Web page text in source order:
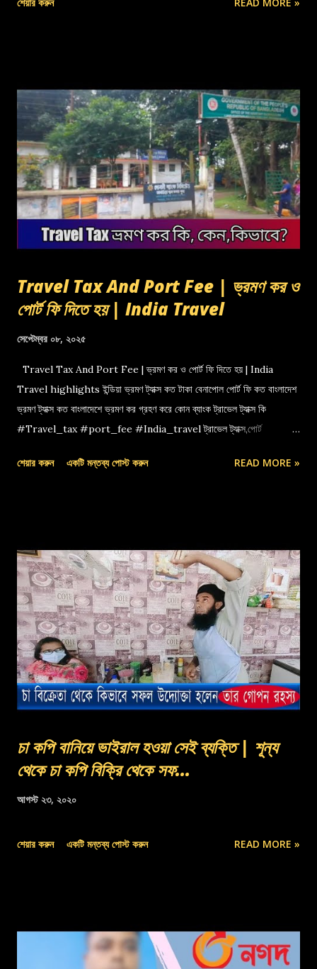
Travel Tax And Port Fee | ভ্রমণ কর ও
পোর্ট ফি দিতে হয় | India Travel
সেপ্টেম্বর ০৮, ২০২৫
Travel Tax And Port Fee | ভ্রমণ কর ও পোর্ট ফি দিতে হয় | India
Travel highlights ইন্ডিয়া ভ্রমণ ট্যাক্স কত টাকা বেনাপোল পোর্ট ফি কত বাংলাদেশ
ভ্রমণ ট্যাক্স কত বাংলাদেশে ভ্রমণ কর গ্রহণ করে কোন ব্যাংক ট্রাভেল ট্যাক্স কি
#Travel_tax #port_fee #India_travel ট্রাভেল ট্যাক্স,পোর্ট
শেয়ার করুন একটি মন্তব্য পোস্ট করুন READ MORE »
চা কপি বানিয়ে ভাইরাল হওয়া সেই ব্যক্তি | শূন্য
থেকে চা কপি বিক্রি থেকে সফ...
আগস্ট ২৩, ২০২০
শেয়ার করুন একটি মন্তব্য পোস্ট করুন READ MORE »